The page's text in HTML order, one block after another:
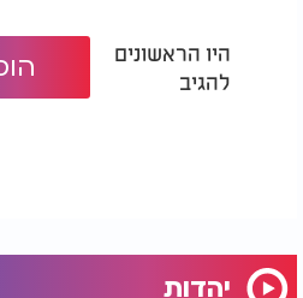
היו הראשונים
להגיב
יהדות